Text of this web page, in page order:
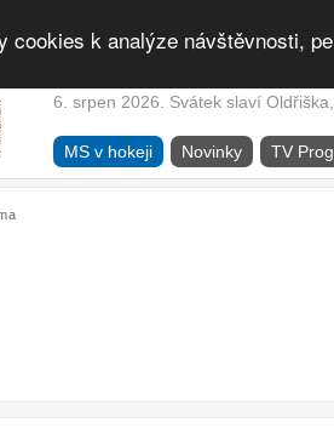
cookies k analýze návštěvnosti,
6. srpen 2026. Svátek slaví
MS v hokeji Novinky TV